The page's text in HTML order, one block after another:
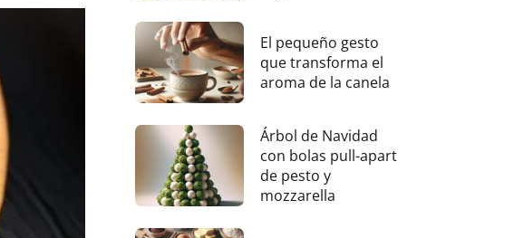
El pequeño gesto
que transforma el
aroma de la canela
Árbol de Navidad
con bolas pull-apart
de pesto y
mozzarella